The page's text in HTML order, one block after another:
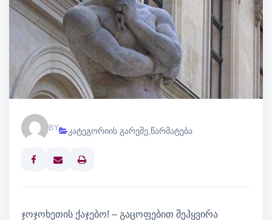
BY კატეგორიის გარეშე წარმატება
Print
ჯოჯოხეთის ქაჯებო! – გაცოფებით შეჰყვირა